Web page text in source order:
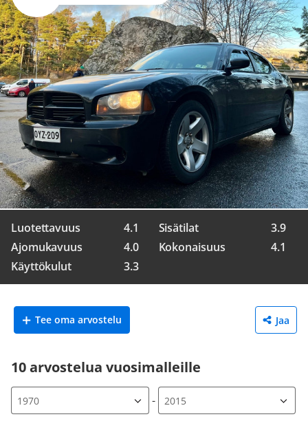
Luotettavuus
4.1
Ajomukavuus
4.0
Käyttökulut
3.3
Sisätilat
3.9
Kokonaisuus
4.1
Tee oma arvostelu Jaa
10 arvostelua vuosimalleille
-